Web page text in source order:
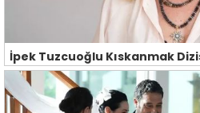
İpek Tuzcuoğlu Kıskanmak